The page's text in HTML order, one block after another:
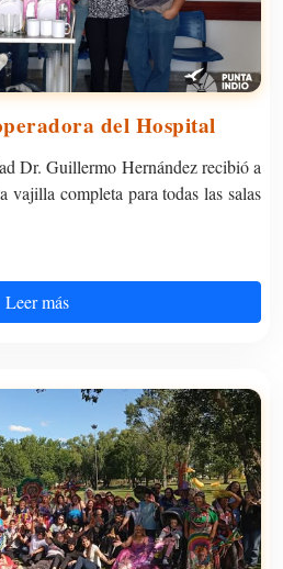
del Hospital
Dr. Guillermo Hernández recibió a
vajilla completa para todas las salas
Leer más